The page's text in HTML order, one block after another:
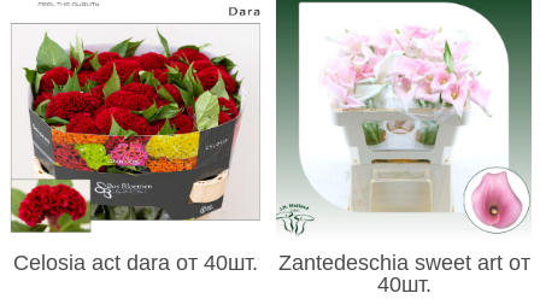
Celosia act dara от 40шт.
Zantedeschia sweet art от
40шт.